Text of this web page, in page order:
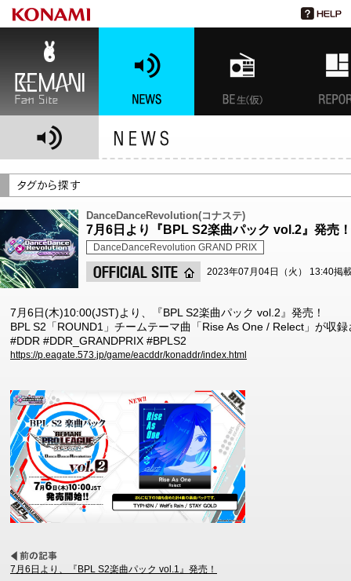
DanceDanceRevolution(コナステ)
7月6日より『BPL S2楽曲パック vol.2』発売！
DanceDanceRevolution GRAND PRIX
2023年07月04日（火） 13:40掲
7月6日(木)10:00(JST)より、『BPL S2楽曲パック vol.2』発売！
BPL S2「ROUND1」チームテーマ曲「Rise As One / Relect」が収
#DDR #DDR_GRANDPRIX #BPLS2
https://p.eagate.573.jp/game/eacddr/konaddr/index.html
7月6日より、『BPL S2楽曲パック vol.1』発売！